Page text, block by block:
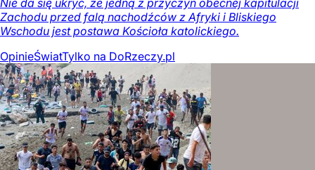
Zachodu przed falą nachodźców z Afryki i Bliskiego
Wschodu jest postawa Kościoła katolickiego.
OpinieŚwiatTylko na DoRzeczy.pl